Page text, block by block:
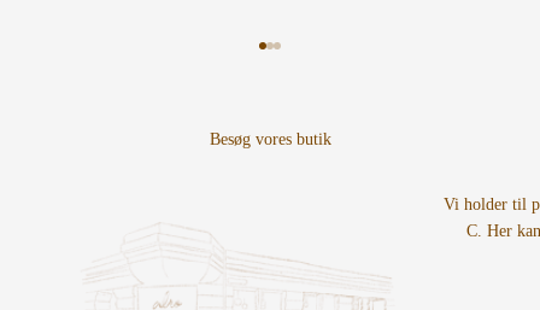
Vi holder til
C. Her